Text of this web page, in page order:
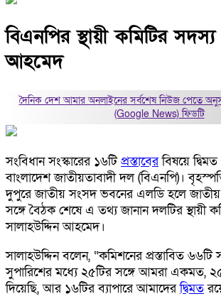
বিএনপির স্থায়ী কমিটির সদস্য
আহমেদ
দৈনিক দেশ আমার অনলাইনের সর্বশেষ নিউজ পেতে
(Google News)ফিডটি
সংবিধান সংস্কারের ১৬টিপ্রস্তাবেরবিষয়ে
বাংলাদেশ জাতীয়তাবাদী দল (বিএনপি)।
দুপুরে জাতীয় সংসদ ভবনের এলডি হলে
সঙ্গে বৈঠক শেষে এ তথ্য জানান দলটির স্থায়ী
সালাহউদ্দিন আহমেদ।
সালাহউদ্দিন বলেন, “কমিশনের প্রস্তাবিত ৬৬টি
সুপারিশের মধ্যে ২৫টির সঙ্গে আমরা একমত,
দিয়েছি, আর ১৬টির ব্যাপারে আমাদেরদ্বিমত